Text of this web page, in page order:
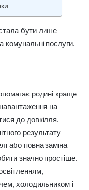
бути лише
комунальні послуги.
родині краще
на
до довкілля.
результату
або повна заміна
значно простіше.
холодильником і